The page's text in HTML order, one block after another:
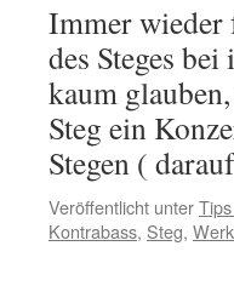
Immer wieder
des Steges
kaum
Steg ein
Stegen (
Veröffentlicht unter
Kontrabass, Steg,